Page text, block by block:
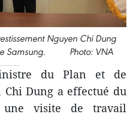
Nguyen Chi Dung
Samsung. Photo: VNA
du Plan et de
Dung a effectué du
visite de travail